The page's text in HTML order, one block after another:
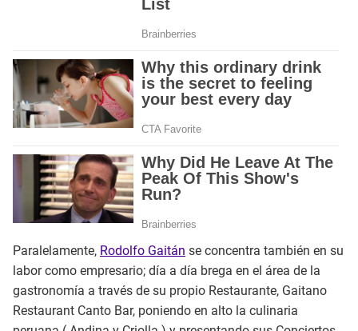
Paralelamente, Rodolfo Gaitán se concentra también en su
labor como empresario; día a día brega en el área de la
gastronomía a través de su propio Restaurante, Gaitano
Restaurant Canto Bar, poniendo en alto la culinaria